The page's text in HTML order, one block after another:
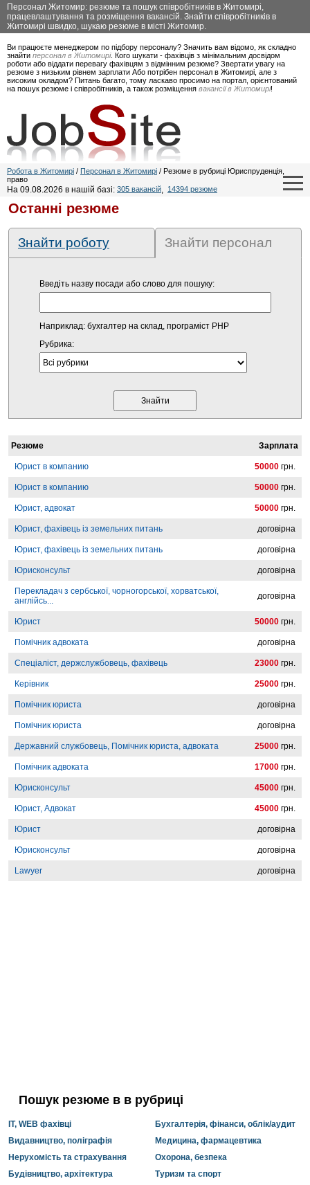
Персонал Житомир: резюме та пошук співробітників в Житомирі,
працевлаштування та розміщення вакансій. Знайти співробітників в
Житомирі швидко, шукаю резюме в місті Житомир.
Ви працюєте менеджером по підбору персоналу? Значить вам відомо, як складно
знайти персонал в Житомирі. Кого шукати - фахівців з мінімальним досвідом
роботи або віддати перевагу фахівцям з відмінним резюме? Звертати увагу на
резюме з низьким рівнем зарплати Або потрібен персонал в Житомирі, але з
високим окладом? Питань багато, тому ласкаво просимо на портал, орієнтований
на пошук резюме і співробітників, а також розміщення вакансії в Житомирі!
Робота в Житомирі / Персонал в Житомирі / Резюме в рубриці Юриспруденція,
право
На 09.08.2026 в нашій базі: 305 вакансій, 14394 резюме
Останні резюме
Знайти роботу Знайти персонал
Введіть назву посади або слово для пошуку:
Наприклад: бухгалтер на склад, програміст PHP
Рубрика:
Резюме Зарплата
Юрист в компанию 50000 грн.
Юрист в компанию 50000 грн.
Юрист, адвокат 50000 грн.
Юрист, фахівець із земельних питань договірна
Юрист, фахівець із земельних питань договірна
Юрисконсульт договірна
Перекладач з сербської, чорногорської, хорватської,
англійсь...
договірна
Юрист 50000 грн.
Помічник адвоката договірна
Спеціаліст, держслужбовець, фахівець 23000 грн.
Керівник 25000 грн.
Помічник юриста договірна
Помічник юриста договірна
Державний службовець, Помічник юриста, адвоката 25000 грн.
Помічник адвоката 17000 грн.
Юрисконсульт 45000 грн.
Юрист, Адвокат 45000 грн.
Юрист договірна
Юрисконсульт договірна
Lawyer договірна
Пошук резюме в в рубриці
IT, WEB фахівці
Бухгалтерія, фінанси, облік/аудит
Видавництво, поліграфія
Медицина, фармацевтика
Нерухомість та страхування
Охорона, безпека
Будівництво, архітектура
Туризм та спорт